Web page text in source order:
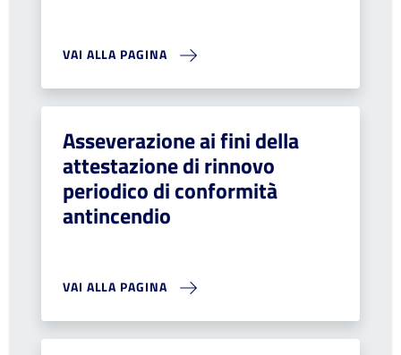
VAI ALLA PAGINA
Asseverazione ai fini della
attestazione di rinnovo
periodico di conformità
antincendio
VAI ALLA PAGINA